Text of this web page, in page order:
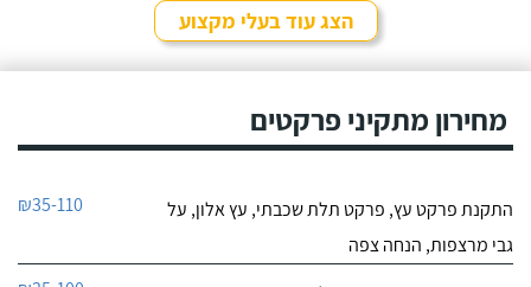
הצג עוד בעלי מקצוע
מחירון מתקיני פרקטים
התקנת פרקט עץ, פרקט תלת שכבתי, עץ אלון, על
גבי מרצפות, הנחה צפה
₪35-110